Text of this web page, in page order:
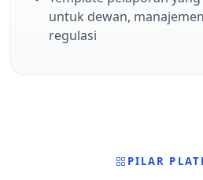
untuk dewan,
regulasi
PILAR